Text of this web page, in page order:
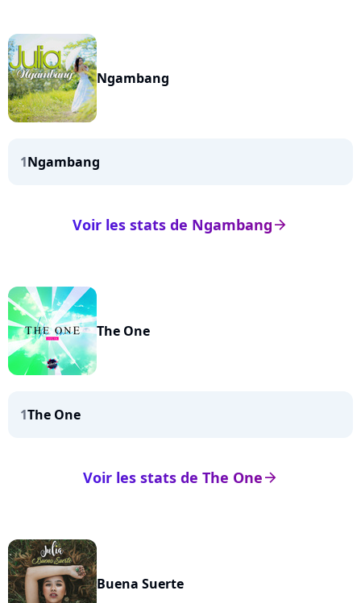
Ngambang
1Ngambang
arrow_right
Voir les stats de Ngambang
The One
1The One
arrow_right
Voir les stats de The One
Buena Suerte